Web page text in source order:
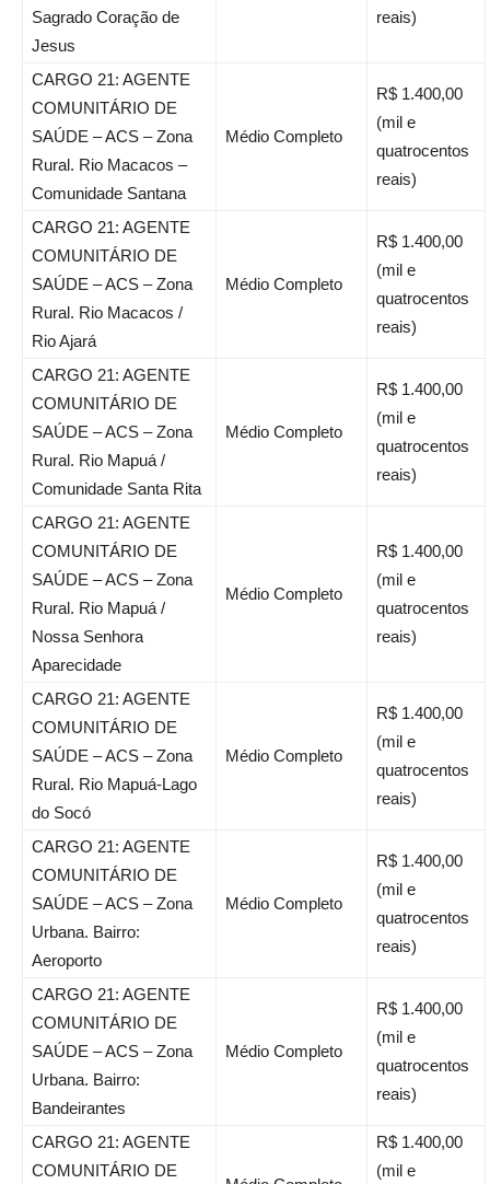
Sagrado Coração de
Jesus
reais)
CARGO 21: AGENTE
COMUNITÁRIO DE
SAÚDE – ACS – Zona
Rural. Rio Macacos –
Comunidade Santana
Médio Completo
R$ 1.400,00
(mil e
quatrocentos
reais)
CARGO 21: AGENTE
COMUNITÁRIO DE
SAÚDE – ACS – Zona
Rural. Rio Macacos /
Rio Ajará
Médio Completo
R$ 1.400,00
(mil e
quatrocentos
reais)
CARGO 21: AGENTE
COMUNITÁRIO DE
SAÚDE – ACS – Zona
Rural. Rio Mapuá /
Comunidade Santa Rita
Médio Completo
R$ 1.400,00
(mil e
quatrocentos
reais)
CARGO 21: AGENTE
COMUNITÁRIO DE
SAÚDE – ACS – Zona
Rural. Rio Mapuá /
Nossa Senhora
Aparecidade
Médio Completo
R$ 1.400,00
(mil e
quatrocentos
reais)
CARGO 21: AGENTE
COMUNITÁRIO DE
SAÚDE – ACS – Zona
Rural. Rio Mapuá-Lago
do Socó
Médio Completo
R$ 1.400,00
(mil e
quatrocentos
reais)
CARGO 21: AGENTE
COMUNITÁRIO DE
SAÚDE – ACS – Zona
Urbana. Bairro:
Aeroporto
Médio Completo
R$ 1.400,00
(mil e
quatrocentos
reais)
CARGO 21: AGENTE
COMUNITÁRIO DE
SAÚDE – ACS – Zona
Urbana. Bairro:
Bandeirantes
Médio Completo
R$ 1.400,00
(mil e
quatrocentos
reais)
CARGO 21: AGENTE
COMUNITÁRIO DE
R$ 1.400,00
(mil e